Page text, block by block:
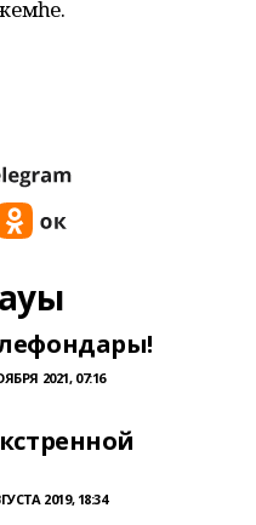
2021, 07:16
2019, 18:34